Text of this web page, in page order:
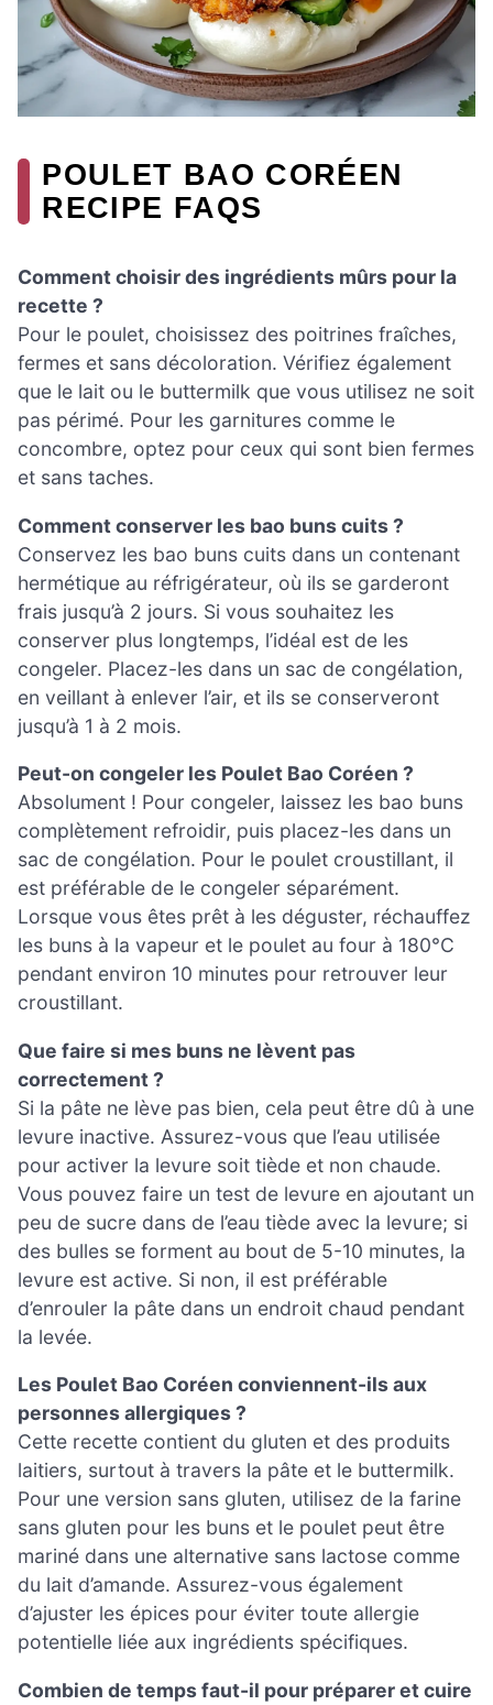
POULET BAO CORÉEN
RECIPE FAQS
Comment choisir des ingrédients mûrs pour la
recette ?
Pour le poulet, choisissez des poitrines fraîches,
fermes et sans décoloration. Vérifiez également
que le lait ou le buttermilk que vous utilisez ne soit
pas périmé. Pour les garnitures comme le
concombre, optez pour ceux qui sont bien fermes
et sans taches.
Comment conserver les bao buns cuits ?
Conservez les bao buns cuits dans un contenant
hermétique au réfrigérateur, où ils se garderont
frais jusqu’à 2 jours. Si vous souhaitez les
conserver plus longtemps, l’idéal est de les
congeler. Placez-les dans un sac de congélation,
en veillant à enlever l’air, et ils se conserveront
jusqu’à 1 à 2 mois.
Peut-on congeler les Poulet Bao Coréen ?
Absolument ! Pour congeler, laissez les bao buns
complètement refroidir, puis placez-les dans un
sac de congélation. Pour le poulet croustillant, il
est préférable de le congeler séparément.
Lorsque vous êtes prêt à les déguster, réchauffez
les buns à la vapeur et le poulet au four à 180°C
pendant environ 10 minutes pour retrouver leur
croustillant.
Que faire si mes buns ne lèvent pas
correctement ?
Si la pâte ne lève pas bien, cela peut être dû à une
levure inactive. Assurez-vous que l’eau utilisée
pour activer la levure soit tiède et non chaude.
Vous pouvez faire un test de levure en ajoutant un
peu de sucre dans de l’eau tiède avec la levure; si
des bulles se forment au bout de 5-10 minutes, la
levure est active. Si non, il est préférable
d’enrouler la pâte dans un endroit chaud pendant
la levée.
Les Poulet Bao Coréen conviennent-ils aux
personnes allergiques ?
Cette recette contient du gluten et des produits
laitiers, surtout à travers la pâte et le buttermilk.
Pour une version sans gluten, utilisez de la farine
sans gluten pour les buns et le poulet peut être
mariné dans une alternative sans lactose comme
du lait d’amande. Assurez-vous également
d’ajuster les épices pour éviter toute allergie
potentielle liée aux ingrédients spécifiques.
Combien de temps faut-il pour préparer et cuire